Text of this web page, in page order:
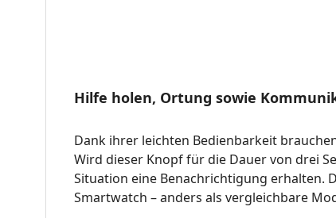
Hilfe holen, Ortung sowie
Dank ihrer leichten Bedienbarkeit
Wird dieser Knopf für die Dauer von drei
Situation eine Benachrichtigung erhalten.
Smartwatch – anders als vergleichbare